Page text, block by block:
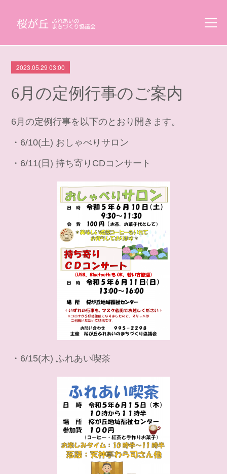
2023.05.29 03:00
6月の定例行事のご案内
6月の定例行事を以下のとおり開きます。
・6/10(土) おしゃべりサロン
・6/11(日) 持ち寄りCDコンサート
・6/15(木) ふれあい喫茶